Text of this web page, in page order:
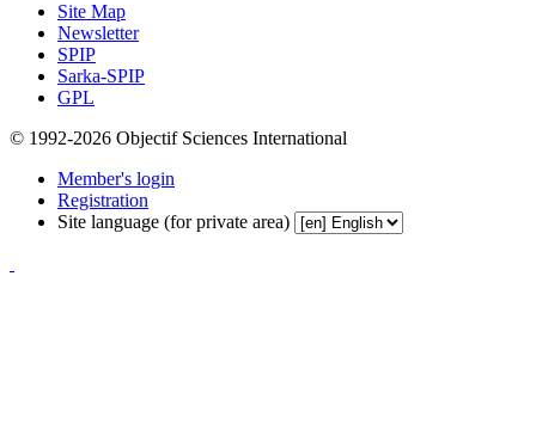
Site Map
Newsletter
SPIP
Sarka-SPIP
GPL
© 1992-2026 Objectif Sciences International
Member's login
Registration
Site language (for private area)